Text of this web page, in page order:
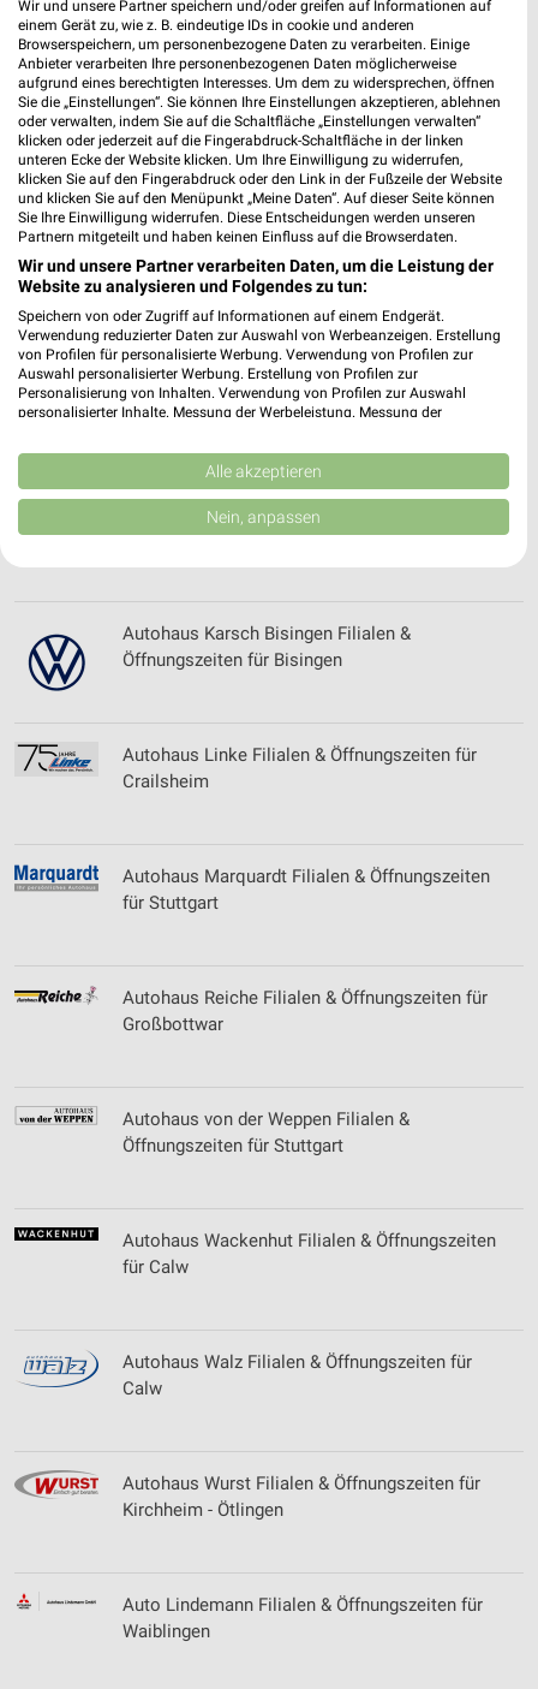
Augustinum Filialen & Öffnungszeiten für
Stuttgart
Auping Katalog und Prospekte für Stuttgart
Autohaus Braun Filialen & Öffnungszeiten für
Wildberg
Autohaus Daub Filialen & Öffnungszeiten für
Horb a.N.
Autohaus Jutz Filialen & Öffnungszeiten für
Gerlingen
Autohaus Karsch Bisingen Filialen &
Öffnungszeiten für Bisingen
Autohaus Linke Filialen & Öffnungszeiten für
Crailsheim
Autohaus Marquardt Filialen & Öffnungszeiten
für Stuttgart
Autohaus Reiche Filialen & Öffnungszeiten für
Großbottwar
Autohaus von der Weppen Filialen &
Öffnungszeiten für Stuttgart
Autohaus Wackenhut Filialen & Öffnungszeiten
für Calw
Autohaus Walz Filialen & Öffnungszeiten für
Calw
Autohaus Wurst Filialen & Öffnungszeiten für
Kirchheim - Ötlingen
Auto Lindemann Filialen & Öffnungszeiten für
Waiblingen
Wir und unsere Partner speichern und/oder greifen auf Informationen auf
einem Gerät zu, wie z. B. eindeutige IDs in cookie und anderen
Browserspeichern, um personenbezogene Daten zu verarbeiten. Einige
Anbieter verarbeiten Ihre personenbezogenen Daten möglicherweise
aufgrund eines berechtigten Interesses. Um dem zu widersprechen, öffnen
Sie die „Einstellungen“. Sie können Ihre Einstellungen akzeptieren, ablehnen
oder verwalten, indem Sie auf die Schaltfläche „Einstellungen verwalten“
klicken oder jederzeit auf die Fingerabdruck-Schaltfläche in der linken
unteren Ecke der Website klicken. Um Ihre Einwilligung zu widerrufen,
klicken Sie auf den Fingerabdruck oder den Link in der Fußzeile der Website
und klicken Sie auf den Menüpunkt „Meine Daten“. Auf dieser Seite können
Sie Ihre Einwilligung widerrufen. Diese Entscheidungen werden unseren
Partnern mitgeteilt und haben keinen Einfluss auf die Browserdaten.
Wir und unsere Partner verarbeiten Daten, um die Leistung der
Website zu analysieren und Folgendes zu tun:
Speichern von oder Zugriff auf Informationen auf einem Endgerät.
Verwendung reduzierter Daten zur Auswahl von Werbeanzeigen. Erstellung
von Profilen für personalisierte Werbung. Verwendung von Profilen zur
Auswahl personalisierter Werbung. Erstellung von Profilen zur
Personalisierung von Inhalten. Verwendung von Profilen zur Auswahl
personalisierter Inhalte. Messung der Werbeleistung. Messung der
Kombinationen von Daten aus verschiedenen Quellen. Entwicklung und
Verbesserung der Angebote. Verwendung reduzierter Daten zur Auswahl
von Inhalten.
Daten können außerhalb der Europäischen Union weitergegeben und in die
USA gesendet werden.
Website/App.
Wir nutzen Ihre Daten für folgende Zwecke:
IAB-Verarbeitungszwecke:
Verwendung reduzierter Daten zur Auswahl von
Werbeanzeigen
Werbung
Verwendung von Profilen zur Auswahl
von Inhalten
Messung der Werbeleistung
Kombinationen von Daten aus verschiedenen
Verwendung reduzierter Daten zur Auswahl von
Inhalten
Geräte anhand von aktiv angeforderten
Notwendig
Alle akzeptieren
Nein, anpassen